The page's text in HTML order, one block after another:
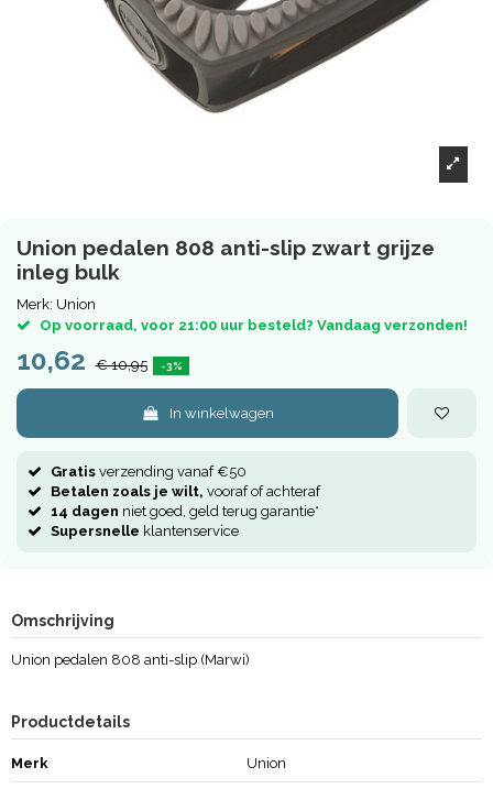
Union pedalen 808 anti-slip zwart grijze
inleg bulk
Merk: Union
Op voorraad, voor 21:00 uur besteld? Vandaag verzonden!
10,62 € 10,95 -3%
In winkelwagen
Gratis verzending vanaf €50
Betalen zoals je wilt, vooraf of achteraf
14 dagen niet goed, geld terug garantie*
Supersnelle klantenservice
Omschrijving
Union pedalen 808 anti-slip (Marwi)
Productdetails
Merk Union